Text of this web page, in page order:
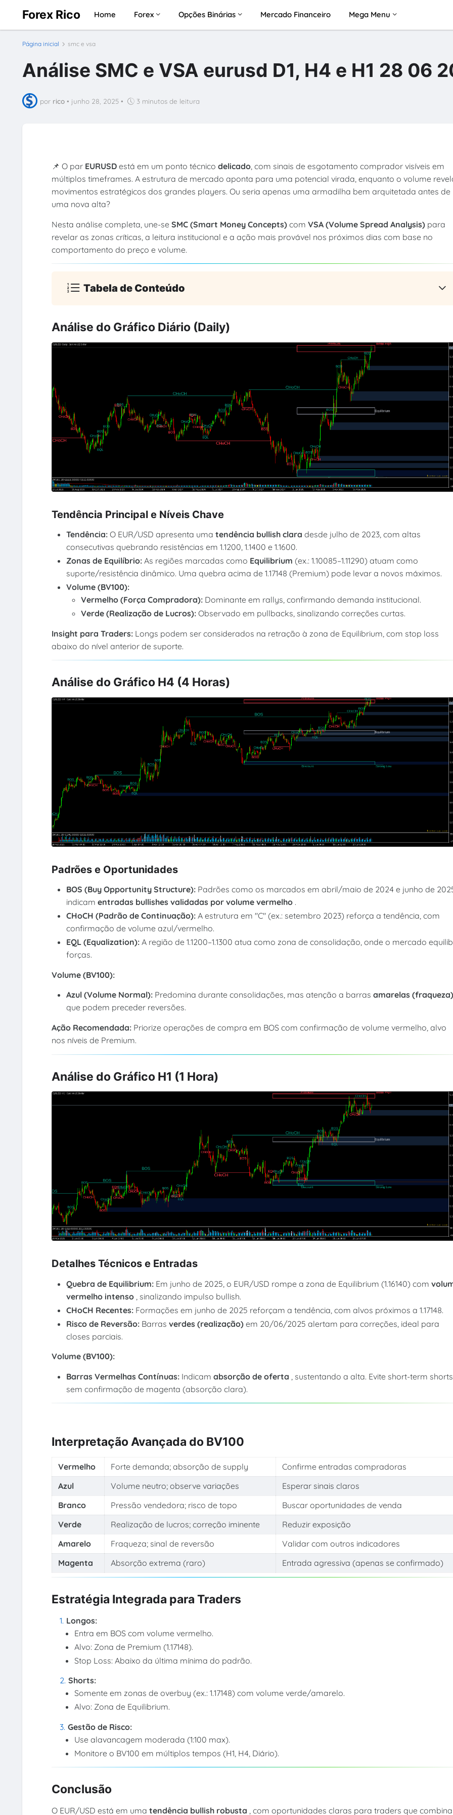
Forex Rico Home Forex Opções Binárias Mercado Financeiro Mega Menu
Página inicial smc e vsa
Análise SMC e VSA eurusd D1, H4 e H1 28 06
por rico • junho 28, 2025 • 3 minutos de leitura
📌 O par EURUSDestá em um ponto técnico delicado, com sinais de esgotamento comprador visíveis em
múltiplos timeframes. A estrutura de mercado aponta para uma potencial virada, enquanto o volume
movimentos estratégicos dos grandes players. Ou seria apenas uma armadilha bem arquitetada antes de
uma nova alta?
Nesta análise completa, une-se SMC (Smart Money Concepts)com VSA (Volume Spread Analysis)para
revelar as zonas críticas, a leitura institucional e a ação mais provável nos próximos dias com base no
comportamento do preço e volume.
Tabela de Conteúdo
Análise do Gráfico Diário (Daily)
Tendência Principal e Níveis Chave
Tendência:O EUR/USD apresenta umatendência bullish claradesde julho de 2023, com altas
consecutivas quebrando resistências em 1.1200, 1.1400 e 1.1600.
Zonas de Equilíbrio:As regiões marcadas como Equilibrium(ex.: 1.10085–1.11290) atuam como
suporte/resistência dinâmico. Uma quebra acima de 1.17148 (Premium) pode levar a novos máximos.
Volume (BV100):
Vermelho (Força Compradora): Dominante em rallys, confirmando demanda institucional.
Verde (Realização de Lucros):Observado em pullbacks, sinalizando correções curtas.
Insight para Traders: Longs podem ser considerados na retração à zona de Equilibrium, com stop loss
abaixo do nível anterior de suporte.
Análise do Gráfico H4 (4 Horas)
Padrões e Oportunidades
BOS (Buy Opportunity Structure): Padrões como os marcados em abril/maio de 2024 e junho de
indicamentradas bullishes validadas por volume vermelho .
CHoCH (Padrão de Continuação):A estrutura em "C" (ex.: setembro 2023) reforça a tendência, com
confirmação de volume azul/vermelho.
EQL (Equalization):A região de 1.1200–1.1300 atua como zona de consolidação, onde o mercado
forças.
Volume (BV100):
Azul (Volume Normal): Predomina durante consolidações, mas atenção a barrasamarelas
que podem preceder reversões.
Ação Recomendada: Priorize operações de compra em BOS com confirmação de volume vermelho, alvo
nos níveis de Premium.
Análise do Gráfico H1 (1 Hora)
Detalhes Técnicos e Entradas
Quebra de Equilibrium: Em junho de 2025, o EUR/USD rompe a zona de Equilibrium (1.16140) com
vermelho intenso , sinalizando impulso bullish.
CHoCH Recentes: Formações em junho de 2025 reforçam a tendência, com alvos próximos a 1.17148.
Risco de Reversão: Barrasverdes (realização)em 20/06/2025 alertam para correções, ideal para
closes parciais.
Volume (BV100):
Barras Vermelhas Contínuas: Indicamabsorção de oferta , sustentando a alta. Evite short-term shorts
sem confirmação de magenta (absorção clara).
Interpretação Avançada do BV100
Vermelho Forte demanda; absorção de supply
Confirme entradas compradoras
Azul
Volume neutro; observe variações
Esperar sinais claros
Branco
Pressão vendedora; risco de topo
Buscar oportunidades de venda
Verde
Realização de lucros; correção iminente
Reduzir exposição
Amarelo
Fraqueza; sinal de reversão
Validar com outros indicadores
Magenta
Absorção extrema (raro) Entrada agressiva (apenas se confirmado)
Estratégia Integrada para Traders
Longos:
Entra em BOS com volume vermelho.
Alvo: Zona de Premium (1.17148).
Stop Loss: Abaixo da última mínima do padrão.
Shorts:
Somente em zonas de overbuy (ex.: 1.17148) com volume verde/amarelo.
Alvo: Zona de Equilibrium.
Gestão de Risco:
Use alavancagem moderada (1:100 max).
Monitore o BV100 em múltiplos tempos (H1, H4, Diário).
Conclusão
O EUR/USD está em uma tendência bullish robusta , com oportunidades claras para traders que